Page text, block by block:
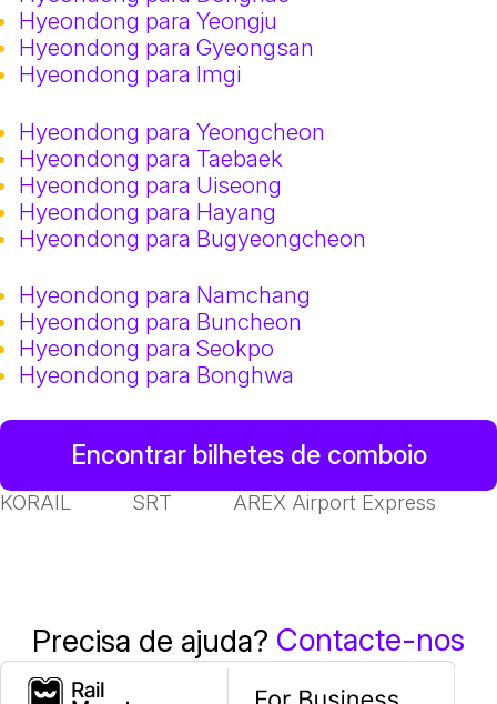
Hyeondong para Yeongju
Hyeondong para Gyeongsan
Hyeondong para Imgi
Hyeondong para Yeongcheon
Hyeondong para Taebaek
Hyeondong para Uiseong
Hyeondong para Hayang
Hyeondong para Bugyeongcheon
Hyeondong para Namchang
Hyeondong para Buncheon
Hyeondong para Seokpo
Hyeondong para Bonghwa
Encontrar bilhetes de comboio
KORAIL SRT AREX Airport Express
Precisa de ajuda? Contacte-nos